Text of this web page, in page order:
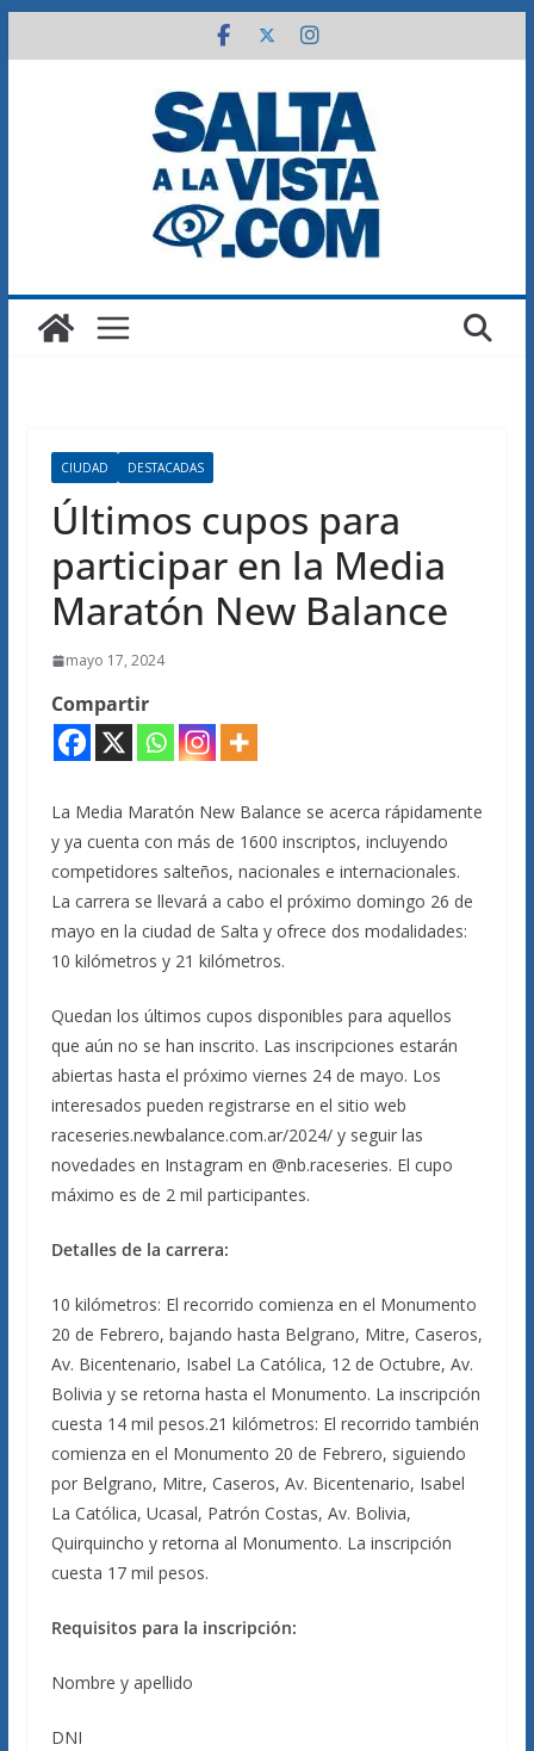
al
CIUDAD DESTACADAS
Últimos cupos para
participar en la Media
Maratón New Balance
mayo 17, 2024
Compartir
La Media Maratón New Balance se acerca rápidamente
y ya cuenta con más de 1600 inscriptos, incluyendo
competidores salteños, nacionales e internacionales.
La carrera se llevará a cabo el próximo domingo 26 de
mayo en la ciudad de Salta y ofrece dos modalidades:
10 kilómetros y 21 kilómetros.
Quedan los últimos cupos disponibles para aquellos
que aún no se han inscrito. Las inscripciones estarán
abiertas hasta el próximo viernes 24 de mayo. Los
interesados pueden registrarse en el sitio web
raceseries.newbalance.com.ar/2024/ y seguir las
novedades en Instagram en @nb.raceseries. El cupo
máximo es de 2 mil participantes.
Detalles de la carrera:
10 kilómetros: El recorrido comienza en el Monumento
20 de Febrero, bajando hasta Belgrano, Mitre, Caseros,
Av. Bicentenario, Isabel La Católica, 12 de Octubre, Av.
Bolivia y se retorna hasta el Monumento. La inscripción
cuesta 14 mil pesos.21 kilómetros: El recorrido también
comienza en el Monumento 20 de Febrero, siguiendo
por Belgrano, Mitre, Caseros, Av. Bicentenario, Isabel
La Católica, Ucasal, Patrón Costas, Av. Bolivia,
Quirquincho y retorna al Monumento. La inscripción
cuesta 17 mil pesos.
Requisitos para la inscripción:
Nombre y apellido
DNI